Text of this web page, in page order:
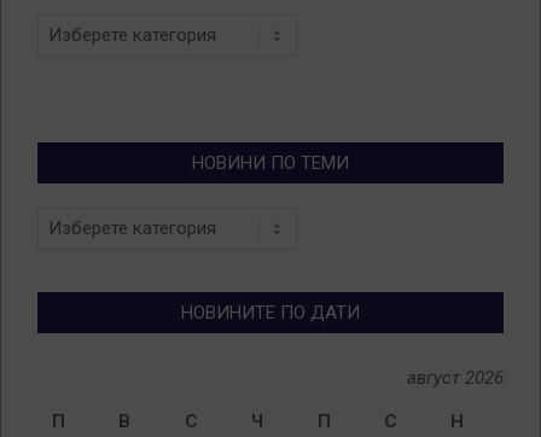
Categories
НОВИНИ ПО ТЕМИ
Новини
НОВИНИТЕ ПО ДАТИ
август 2026
П
В С Ч П С Н